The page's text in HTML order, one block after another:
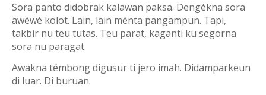
Sora panto didobrak kalawan paksa. Dengékna sora
awéwé kolot. Lain, lain ménta pangampun. Tapi,
takbir nu teu tutas. Teu parat, kaganti ku segorna
sora nu paragat.
Awakna témbong digusur ti jero imah. Didamparkeun
di luar. Di buruan.